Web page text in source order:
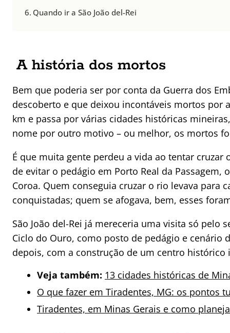
Quando ir a São João del-Rei
A história dos mortos
Bem que poderia ser por conta da Guerra dos
descoberto e que deixou incontáveis mortos por
km e passa por várias cidades históricas
nome por outro motivo – ou melhor, os mortos
É que muita gente perdeu a vida ao tentar
de evitar o pedágio em Porto Real da
Coroa. Quem conseguia cruzar o rio levava para
conquistadas; quem se afogava, bem, esses
São João del-Rei já mereceria uma visita só pelo
Ciclo do Ouro, como posto de pedágio e cenário
depois, com a construção de um centro
Veja também: 13 cidades históricas de
O que fazer em Tiradentes, MG: os pontos
Tiradentes, em Minas Gerais e como